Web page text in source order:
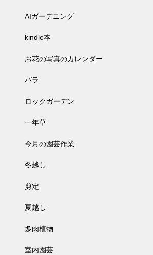
AIガーデニング
kindle本
お花の写真のカレンダー
バラ
ロックガーデン
一年草
今月の園芸作業
冬越し
剪定
夏越し
多肉植物
室内園芸